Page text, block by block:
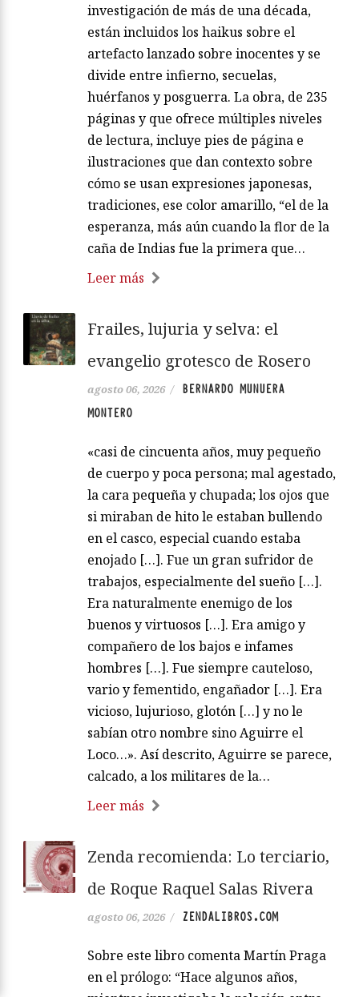
investigación de más de una década,
están incluidos los haikus sobre el
artefacto lanzado sobre inocentes y se
divide entre infierno, secuelas,
huérfanos y posguerra. La obra, de 235
páginas y que ofrece múltiples niveles
de lectura, incluye pies de página e
ilustraciones que dan contexto sobre
cómo se usan expresiones japonesas,
tradiciones, ese color amarillo, “el de la
esperanza, más aún cuando la flor de la
caña de Indias fue la primera que…
Leer más
Frailes, lujuria y selva: el
evangelio grotesco de Rosero
agosto 06, 2026 /
BERNARDO MUNUERA
MONTERO
«casi de cincuenta años, muy pequeño
de cuerpo y poca persona; mal agestado,
la cara pequeña y chupada; los ojos que
si miraban de hito le estaban bullendo
en el casco, especial cuando estaba
enojado […]. Fue un gran sufridor de
trabajos, especialmente del sueño […].
Era naturalmente enemigo de los
buenos y virtuosos […]. Era amigo y
compañero de los bajos e infames
hombres […]. Fue siempre cauteloso,
vario y fementido, engañador […]. Era
vicioso, lujurioso, glotón […] y no le
sabían otro nombre sino Aguirre el
Loco…». Así descrito, Aguirre se parece,
calcado, a los militares de la…
Leer más
Zenda recomienda: Lo terciario,
de Roque Raquel Salas Rivera
agosto 06, 2026 / ZENDALIBROS.COM
Sobre este libro comenta Martín Praga
en el prólogo: “Hace algunos años,